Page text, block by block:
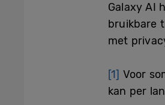
Galaxy AI
bruikbare
met
[1] Voor
kan per